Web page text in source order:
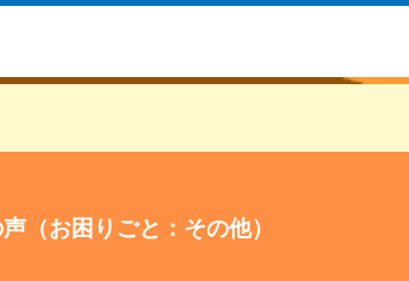
（お困りごと：その他）